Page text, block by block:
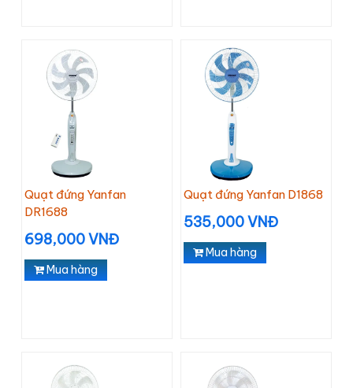
Quạt đứng Yanfan
DR1688
698,000 VNĐ
Mua hàng
Quạt đứng Yanfan D1868
535,000 VNĐ
Mua hàng